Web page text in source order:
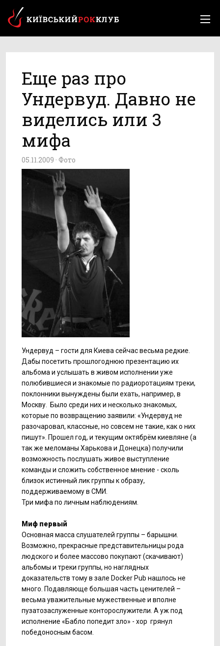
Еще раз про
Ундервуд. Давно не
виделись или 3
мифа
05.11.2009 · Фото
Ундервуд – гости для Киева сейчас весьма редкие.
Дабы посетить прошлогоднюю презентацию их
альбома и услышать в живом исполнении уже
полюбившиеся и знакомые по радиоротациям треки,
поклонники вынуждены были ехать, например, в
Москву. Было среди них и несколько знакомых,
которые по возвращению заявили: «Ундервуд не
разочаровал, классные, но совсем не такие, как о них
пишут». Прошел год, и текущим октябрём киевляне (а
так же меломаны Харькова и Донецка) получили
возможность послушать живое выступление
команды и сложить собственное мнение - сколь
близок истинный лик группы к образу,
поддерживаемому в СМИ.
Три мифа по личным наблюдениям.
Миф первый
Основная масса слушателей группы – барышни.
Возможно, прекрасные представительницы рода
людского и более массово покупают (скачивают)
альбомы и треки группы, но наглядных
доказательств тому в зале Docker Pub нашлось не
много. Подавляюще большая часть ценителей –
весьма уважительные мужественные и вполне
пузатозаслуженные конторослужители. А уж под
исполнение «Бабло попедит зло» - хор грянул
победоносным басом.